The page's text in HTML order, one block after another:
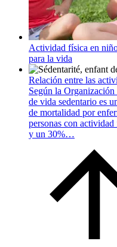
Actividad física en
para la vida
Relación entre las
Según la
de vida sedentario es
de mortalidad por
personas con
y un 30%…